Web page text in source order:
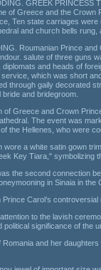
GREEK PRINCESS
of Greece and the Crown
Ten state carriages
and church bells
Roumanian Prince
salute of three guns
and heads of
which was short
through gaily decorated
bride and bridegroom.
of Greece and Crown
The event was
the Hellenes, who were
wore a white satin gown
Key Tiara," symbolizing
the second connection
in Sinaia in the
Prince Carol’s
to the lavish
political significance of the
Romania and her daughters